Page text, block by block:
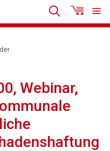
Webinar,